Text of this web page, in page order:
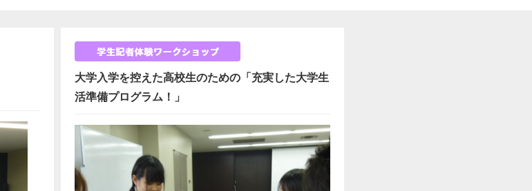
大学入学を控えた高校生のための「充実した大学生
活準備プログラム！」